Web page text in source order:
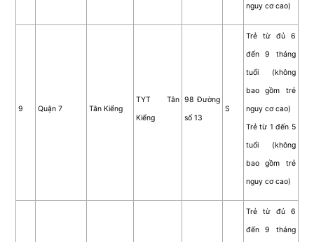
nguy cơ cao)
9 Quận 7 Tân Kiểng
TYT Tân
Kiểng
98 Đường
số 13
S
Trẻ từ đủ 6
đến 9 tháng
tuổi (không
bao gồm trẻ
nguy cơ cao)
Trẻ từ 1 đến 5
tuổi (không
bao gồm trẻ
nguy cơ cao)
Trẻ từ đủ 6
đến 9 tháng